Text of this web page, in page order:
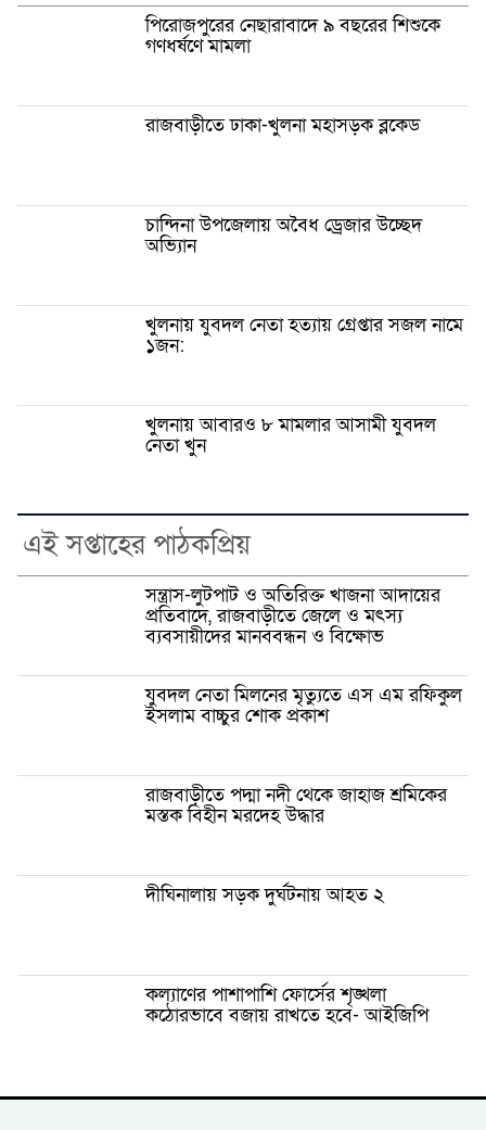
পিরোজপুরের নেছারাবাদে ৯ বছরের শিশুকে
গণধর্ষণে মামলা
রাজবাড়ীতে ঢাকা-খুলনা মহাসড়ক ব্লকেড
চান্দিনা উপজেলায় অবৈধ ড্রেজার উচ্ছেদ
অভি্যান
খুলনায় যুবদল নেতা হত্যায় গ্রেপ্তার সজল নামে
১জন:
খুলনায় আবারও ৮ মামলার আসামী যুবদল
নেতা খুন
এই সপ্তাহের পাঠকপ্রিয়
সন্ত্রাস-লুটপাট ও অতিরিক্ত খাজনা আদায়ের
প্রতিবাদে, রাজবাড়ীতে জেলে ও মৎস্য
ব্যবসায়ীদের মানববন্ধন ও বিক্ষোভ
যুবদল নেতা মিলনের মৃত্যুতে এস এম রফিকুল
ইসলাম বাচ্চুর শোক প্রকাশ
রাজবাড়ীতে পদ্মা নদী থেকে জাহাজ শ্রমিকের
মস্তক বিহীন মরদেহ উদ্ধার
দীঘিনালায় সড়ক দুর্ঘটনায় আহত ২
কল্যাণের পাশাপাশি ফোর্সের শৃঙ্খলা
কঠোরভাবে বজায় রাখতে হবে- আইজিপি